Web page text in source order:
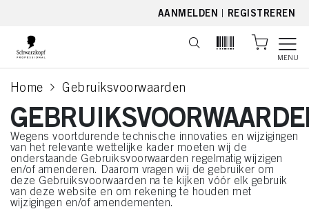
AANMELDEN | REGISTREREN
MENU
Home Gebruiksvoorwaarden
current page
Wegens voortdurende technische innovaties en wijzigingen
van het relevante wettelijke kader moeten wij de
onderstaande Gebruiksvoorwaarden regelmatig wijzigen
en/of amenderen. Daarom vragen wij de gebruiker om
deze Gebruiksvoorwaarden na te kijken vóór elk gebruik
van deze website en om rekening te houden met
wijzigingen en/of amendementen.